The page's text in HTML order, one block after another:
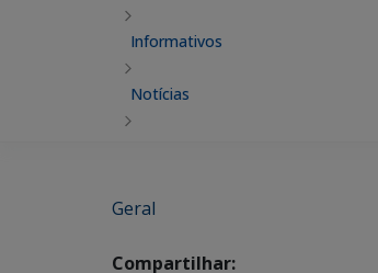
Informativos
Notícias
Geral
Compartilhar: